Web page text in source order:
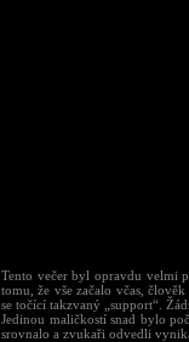
Tento večer byl opravdu velmi
tomu, že vše začalo včas,
se točící takzvaný „support“.
Jedinou maličkostí snad bylo
srovnalo a zvukaři odvedli